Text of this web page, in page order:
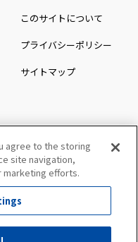
このサイトについて
プライバシーポリシー
サイトマップ
JAPAN Secretariat
agree to the storing
site navigation,
marketing efforts.